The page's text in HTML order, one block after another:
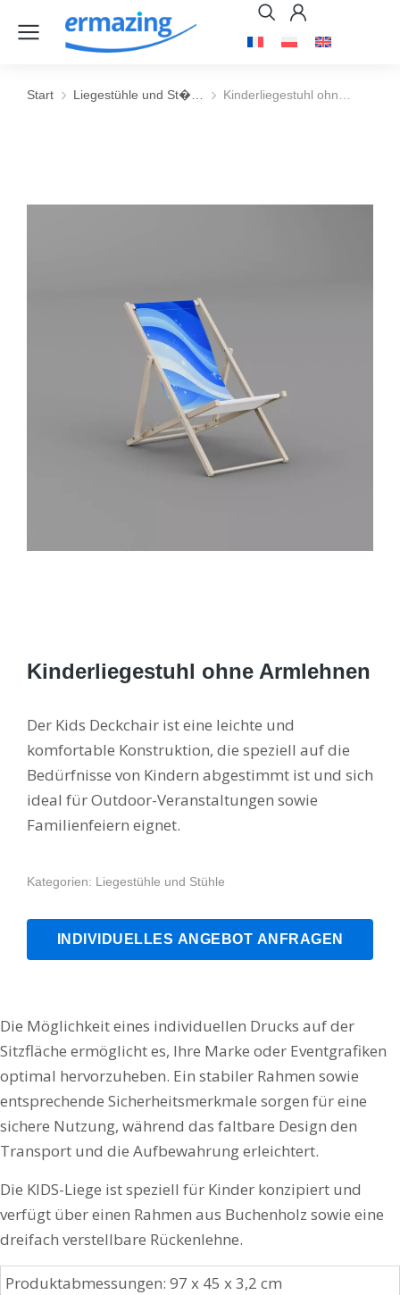
Sie befinden sich hier:
Start Liegestühle und St�… Kinderliegestuhl ohn…
Kinderliegestuhl ohne Armlehnen
Der Kids Deckchair ist eine leichte und
komfortable Konstruktion, die speziell auf die
Bedürfnisse von Kindern abgestimmt ist und sich
ideal für Outdoor-Veranstaltungen sowie
Familienfeiern eignet.
Kategorien: Liegestühle und Stühle
INDIVIDUELLES ANGEBOT ANFRAGEN
Die Möglichkeit eines individuellen Drucks auf der
Sitzfläche ermöglicht es, Ihre Marke oder Eventgrafiken
optimal hervorzuheben. Ein stabiler Rahmen sowie
entsprechende Sicherheitsmerkmale sorgen für eine
sichere Nutzung, während das faltbare Design den
Transport und die Aufbewahrung erleichtert.
Die KIDS-Liege ist speziell für Kinder konzipiert und
verfügt über einen Rahmen aus Buchenholz sowie eine
dreifach verstellbare Rückenlehne.
Produktabmessungen: 97 x 45 x 3,2 cm